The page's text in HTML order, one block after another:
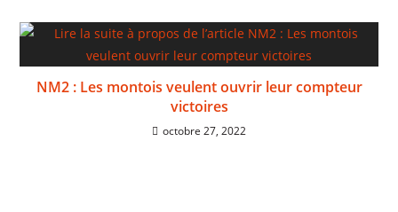
NM2 : Les montois veulent ouvrir leur compteur
victoires
octobre 27, 2022